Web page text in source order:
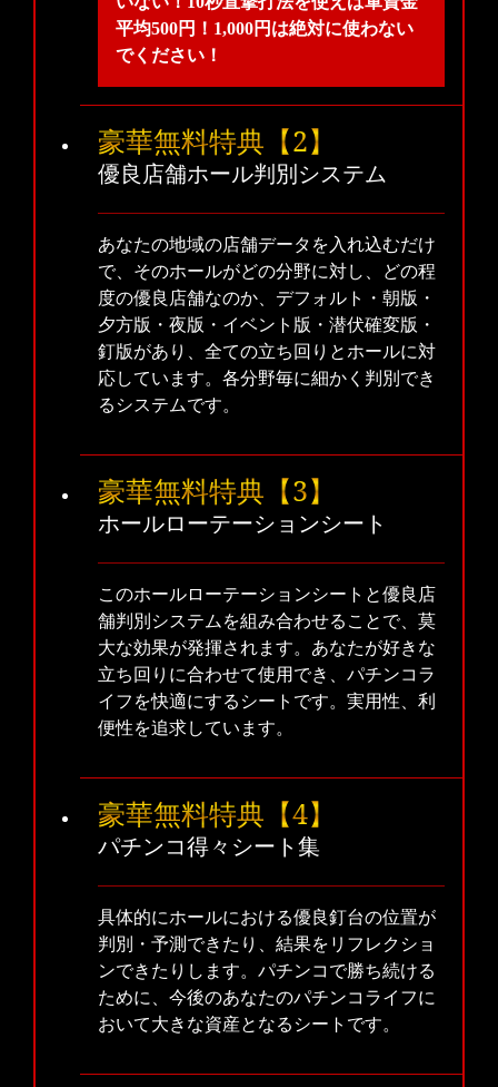
平均500円！1,000円は絶対に使わない
でください！
豪華無料特典【2】
優良店舗ホール判別システム
あなたの地域の店舗データを入れ込むだけ
で、そのホールがどの分野に対し、どの程
度の優良店舗なのか、デフォルト・朝版・
夕方版・夜版・イベント版・潜伏確変版・
釘版があり、全ての立ち回りとホールに対
応しています。各分野毎に細かく判別でき
るシステムです。
豪華無料特典【3】
ホールローテーションシート
このホールローテーションシートと優良店
舗判別システムを組み合わせることで、莫
大な効果が発揮されます。あなたが好きな
立ち回りに合わせて使用でき、パチンコラ
イフを快適にするシートです。実用性、利
便性を追求しています。
豪華無料特典【4】
パチンコ得々シート集
具体的にホールにおける優良釘台の位置が
判別・予測できたり、結果をリフレクショ
ンできたりします。パチンコで勝ち続ける
ために、今後のあなたのパチンコライフに
おいて大きな資産となるシートです。